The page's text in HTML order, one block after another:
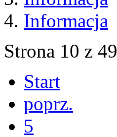
Informacja
Strona 10 z 49
Start
poprz.
5